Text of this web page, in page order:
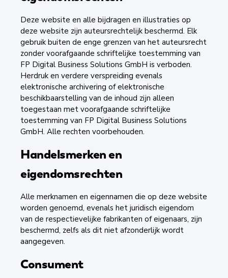
Deze website en alle bijdragen en illustraties op
deze website zijn auteursrechtelijk beschermd. Elk
gebruik buiten de enge grenzen van het auteursrecht
zonder voorafgaande schriftelijke toestemming van
FP Digital Business Solutions GmbH is verboden.
Herdruk en verdere verspreiding evenals
elektronische archivering of elektronische
beschikbaarstelling van de inhoud zijn alleen
toegestaan met voorafgaande schriftelijke
toestemming van FP Digital Business Solutions
GmbH. Alle rechten voorbehouden.
Handelsmerken en
eigendomsrechten
Alle merknamen en eigennamen die op deze website
worden genoemd, evenals het juridisch eigendom
van de respectievelijke fabrikanten of eigenaars, zijn
beschermd, zelfs als dit niet afzonderlijk wordt
aangegeven.
Consument